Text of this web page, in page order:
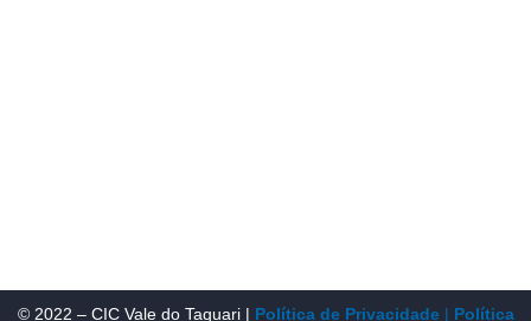
© 2022 – CIC Vale do Taquari | Política de Privacidade| Política